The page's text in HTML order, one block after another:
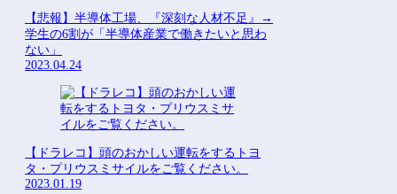
【悲報】半導体工場、『深刻な人材不足』→
学生の6割が「半導体産業で働きたいと思わ
ない」
2023.04.24
【ドラレコ】頭のおかしい運転をするトヨ
タ・プリウスミサイルをご覧ください。
2023.01.19